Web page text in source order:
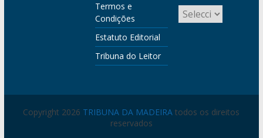
Termos e
Condições
Estatuto Editorial
Tribuna do Leitor
Copyright 2026 TRIBUNA DA MADEIRA todos os direitos
reservados